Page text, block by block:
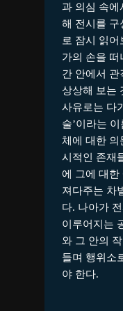
과 의심 속에
해 전시를 구
로 잠시 읽
가의 손을 떠
간 안에서 관
상상해 보는
사유로는 다
술’이라는
체에 대한 의
시적인 존재
에 그에 대한
져다주는 차
다. 나아가
이루어지는
와 그 안의
들며 행위소
야 한다.